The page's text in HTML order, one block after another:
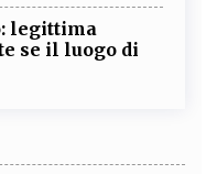
legittima
se il luogo di